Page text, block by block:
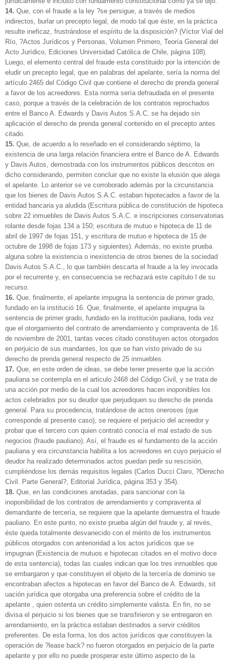
14. Que, con el fraude a la ley ?se persigue, a través de medios
indirectos, burlar un precepto legal, de modo tal que éste, en la práctica
resulte ineficaz, frustrándose el espíritu de la disposición? (Víctor Vial del
Río, ?Actos Jurídicos y Personas, Volumen Primero, Teoría General del
Acto Jurídico, Ediciones Universidad Católica de Chile, página 108).
Luego, el elemento central del fraude esta constituido por la intención de
eludir un precepto legal, que en palabras del apelante, sería la norma del
artículo 2465 del Código Civil que contiene el derecho de prenda general
a favor de los acreedores. Esta norma sería defraudada en el presente
caso, porque a través de la celebración de los contratos reprochados
entre el Banco A. Edwards y Davis Autos S.A.C. se ha dejado sin
aplicación el derecho de prenda general contenido en el precepto antes
citado.
15. Que, de acuerdo a lo reseñado en el considerando séptimo, la
existencia de una larga relación financiera entre el Banco de A. Edwards
y Davis Autos, demostrada con los instrumentos públicos descritos en
dicho considerando, permiten concluir que no existe la elusión que alega
el apelante. Lo anterior se ve corroborado además por la circunstancia
que los bienes de Davis Autos S.A.C. estaban hipotecados a favor de la
entidad bancaria ya aludida (Escritura pública de constitución de hipoteca
sobre 22 inmuebles de Davis Autos S.A.C. e inscripciones conservatorias
rolante desde fojas 134 a 150; escritura de mutuo e hipoteca de 11 de
abril de 1997 de fojas 151, y escritura de mutuo e hipoteca de 15 de
octubre de 1998 de fojas 173 y siguientes). Además, no existe prueba
alguna sobre la existencia o inexistencia de otros bienes de la sociedad
Davis Autos S.A.C., lo que también descarta el fraude a la ley invocada
por el recurrente y, en consecuencia se rechazará este capítulo l de su
recurso.
16. Que, finalmente, el apelante impugna la sentencia de primer grado,
fundado en la institució 16. Que, finalmente, el apelante impugna la
sentencia de primer grado, fundado en la institución pauliana, toda vez
que el otorgamiento del contrato de arrendamiento y compraventa de 16
de noviembre de 2001, tantas veces citado constituyen actos otorgados
en perjuicio de sus mandantes, los que se han visto privado de su
derecho de prenda general respecto de 25 inmuebles.
17. Que, en este orden de ideas, se debe tener presente que la acción
pauliana se contempla en el articulo 2468 del Código Civil, y se trata de
una acción por medio de la cual los acreedores hacen inoponibles los
actos celebrados por su deudor que perjudiquen su derecho de prenda
general. Para su procedencia, tratándose de actos onerosos (que
corresponde al presente caso), se requiere el perjuicio del acreedor y
probar que el tercero con quien contrató conocía el mal estado de sus
negocios (fraude pauliano). Así, el fraude es el fundamento de la acción
pauliana y era circunstancia habilita a los acreedores en cuyo perjuicio el
deudor ha realizado determinados actos puedan pedir su rescisión,
cumpliéndose los demás requisitos legales (Carlos Ducci Claro, ?Derecho
Civil. Parte General?, Editorial Jurídica, página 353 y 354).
18. Que, en las condiciones anotadas, para sancionar con la
inoponibilidad de los contratos de arrendamiento y compraventa al
demandante de tercería, se requiere que la apelante demuestra el fraude
pauliano. En este punto, no existe prueba algún del fraude y, al revés,
éste queda totalmente desvanecido con el mérito de los instrumentos
públicos otorgados con anterioridad a los actos jurídicos que se
impugnan (Existencia de mutuos e hipotecas citados en el motivo doce
de esta sentencia), todas las cuales indican que los tres inmuebles que
se embargaron y que constituyen el objeto de la tercería de dominio se
encontraban afectos a hipotecas en favor del Banco de A. Edwards, sit
uación jurídica que otorgaba una preferencia sobre el crédito de la
apelante , quien ostenta un crédito simplemente valista. En fin, no se
divisa el perjuicio si los bienes que se transfirieron y se entregaron en
arrendamiento, en la práctica estaban destinados a servir créditos
preferentes. De esta forma, los dos actos jurídicos que constituyen la
operación de ?lease back? no fueron otorgados en perjuicio de la parte
apelante y por ello no puede prosperar este último aspecto de la